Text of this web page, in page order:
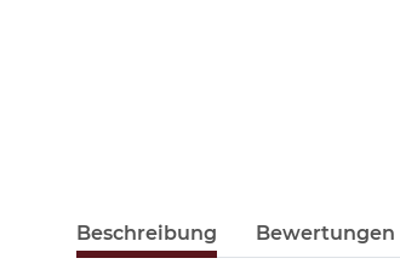
Beschreibung Bewertungen